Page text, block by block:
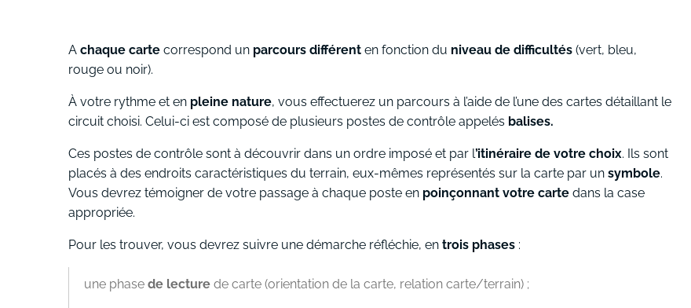
A chaque carte correspond un parcours différent en fonction du niveau de difficultés (vert, bleu,
rouge ou noir).
À votre rythme et en pleine nature, vous effectuerez un parcours à l’aide de l’une des cartes détaillant le
circuit choisi. Celui-ci est composé de plusieurs postes de contrôle appelés balises.
Ces postes de contrôle sont à découvrir dans un ordre imposé et par l’itinéraire de votre choix. Ils sont
placés à des endroits caractéristiques du terrain, eux-mêmes représentés sur la carte par un symbole.
Vous devrez témoigner de votre passage à chaque poste en poinçonnant votre carte dans la case
appropriée.
Pour les trouver, vous devrez suivre une démarche réfléchie, en trois phases :
une phase de lecture de carte (orientation de la carte, relation carte/terrain) ;